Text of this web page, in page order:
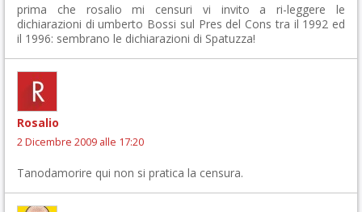
prima che rosalio mi censuri vi invito a ri-leggere le
dichiarazioni di umberto Bossi sul Pres del Cons tra il 1992 ed
il 1996: sembrano le dichiarazioni di Spatuzza!
Rosalio
2 Dicembre 2009 alle 17:20
Tanodamorire qui non si pratica la censura.